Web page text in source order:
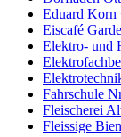
Eduard Korn
Eiscafé
Elektro- und
Fahrschule
Fleischerei
Fleissige